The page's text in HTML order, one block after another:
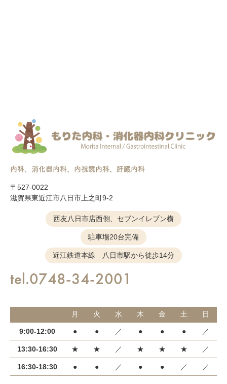
内科、消化器内科、内視鏡内科、肝臓内科
〒527-0022
滋賀県東近江市八日市上之町9-2
西友八日市店西側、セブンイレブン横
駐車場20台完備
近江鉄道本線 八日市駅から徒歩14分
tel.0748-34-2001
月 火 水 木 金 土 日
9:00-12:00 ● ● ／ ● ● ● ／
13:30-16:30 ★ ★ ／ ★ ★ ★ ／
16:30-18:30 ● ● ／ ● ● ／ ／